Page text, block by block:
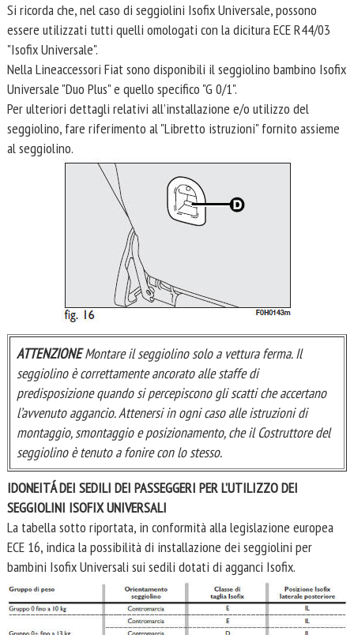
Si ricorda che, nel caso di seggiolini Isofix Universale, possono
essere utilizzati tutti quelli omologati con la dicitura ECE R44/03
"Isofix Universale".
Nella Lineaccessori Fiat sono disponibili il seggiolino bambino Isofix
Universale "Duo Plus" e quello specifico "G 0/1".
Per ulteriori dettagli relativi all’installazione e/o utilizzo del
seggiolino, fare riferimento al "Libretto istruzioni" fornito assieme
al seggiolino.
ATTENZIONEMontare il seggiolino solo a vettura ferma. Il
seggiolino è correttamente ancorato alle staffe di
predisposizione quando si percepiscono gli scatti che accertano
l’avvenuto aggancio. Attenersi in ogni caso alle istruzioni di
montaggio, smontaggio e posizionamento, che il Costruttore del
seggiolino è tenuto a fonire con lo stesso.
IDONEITÁ DEI SEDILI DEI PASSEGGERI PER L’UTILIZZO DEI
SEGGIOLINI ISOFIX UNIVERSALI
La tabella sotto riportata, in conformità alla legislazione europea
ECE 16, indica la possibilità di installazione dei seggiolini per
bambini Isofix Universali sui sedili dotati di agganci Isofix.